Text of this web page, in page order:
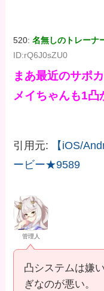
520:名無しのトレーナ
ID:rQ6J0sZU0
まあ最近のサポ
メイちゃんも1凸
引用元:
【iOS/
ービー★9589
管理人
凸システムは嫌
ぎなのが悪い。